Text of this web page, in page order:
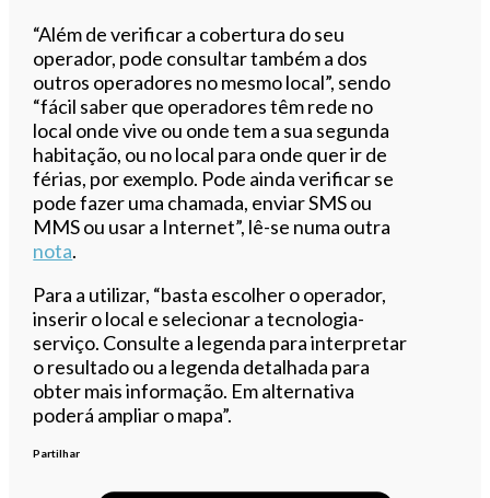
“Além de verificar a cobertura do seu
operador, pode consultar também a dos
outros operadores no mesmo local”, sendo
“fácil saber que operadores têm rede no
local onde vive ou onde tem a sua segunda
habitação, ou no local para onde quer ir de
férias, por exemplo. Pode ainda verificar se
pode fazer uma chamada, enviar SMS ou
MMS ou usar a Internet”, lê-se numa outra
nota.
Para a utilizar, “basta escolher o operador,
inserir o local e selecionar a tecnologia-
serviço. Consulte a legenda para interpretar
o resultado ou a legenda detalhada para
obter mais informação. Em alternativa
poderá ampliar o mapa”.
Partilhar